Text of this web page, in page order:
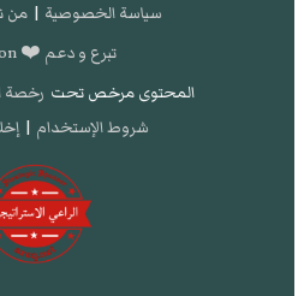
سياسة الخصوصية | من
تبرع و دعم ❤️ donation
المحتوى مرخص تحت رخصة
شروط الإستخدام |